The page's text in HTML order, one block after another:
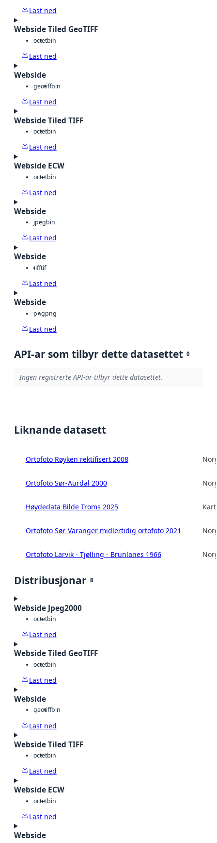
Last ned
Webside Tiled GeoTIFF
octetbin
Last ned
Webside
geotiffbin
Last ned
Webside Tiled TIFF
octetbin
Last ned
Webside ECW
octetbin
Last ned
Webside
jpegbin
Last ned
Webside
tifftif
Last ned
Webside
pngpng
Last ned
API-ar som tilbyr dette datasettet 0
Ingen registrerte API-ar tilbyr dette datasettet.
Liknande datasett
Ortofoto Røyken rektifisert 2008
Ortofoto Sør-Aurdal 2000
Høydedata Bilde Troms 2025
Ortofoto Sør-Varanger midlertidig ortofoto 2021
Ortofoto Larvik - Tjølling - Brunlanes 1966
Distribusjonar 8
Webside Jpeg2000
octetbin
Last ned
Webside Tiled GeoTIFF
octetbin
Last ned
Webside
geotiffbin
Last ned
Webside Tiled TIFF
octetbin
Last ned
Webside ECW
octetbin
Last ned
Webside